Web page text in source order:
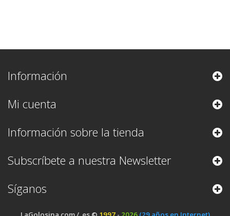
Información
Mi cuenta
Información sobre la tienda
Subscríbete a nuestra Newsletter
Síganos